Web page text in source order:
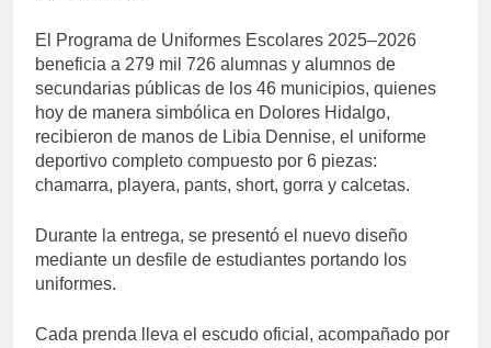
El Programa de Uniformes Escolares 2025–2026
beneficia a 279 mil 726 alumnas y alumnos de
secundarias públicas de los 46 municipios, quienes
hoy de manera simbólica en Dolores Hidalgo,
recibieron de manos de Libia Dennise, el uniforme
deportivo completo compuesto por 6 piezas:
chamarra, playera, pants, short, gorra y calcetas.
Durante la entrega, se presentó el nuevo diseño
mediante un desfile de estudiantes portando los
uniformes.
Cada prenda lleva el escudo oficial, acompañado por